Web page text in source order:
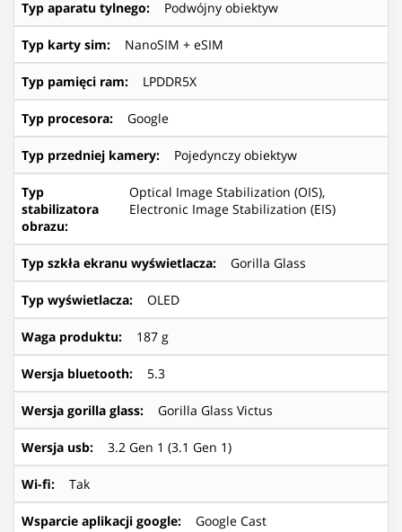
Typ aparatu tylnego: Podwójny obiektyw
Typ karty sim: NanoSIM + eSIM
Typ pamięci ram: LPDDR5X
Typ procesora: Google
Typ przedniej kamery: Pojedynczy obiektyw
Typ
stabilizatora
obrazu:
Optical Image Stabilization (OIS),
Electronic Image Stabilization (EIS)
Typ szkła ekranu wyświetlacza: Gorilla Glass
Typ wyświetlacza: OLED
Waga produktu: 187 g
Wersja bluetooth: 5.3
Wersja gorilla glass: Gorilla Glass Victus
Wersja usb: 3.2 Gen 1 (3.1 Gen 1)
Wi-fi: Tak
Wsparcie aplikacji google: Google Cast